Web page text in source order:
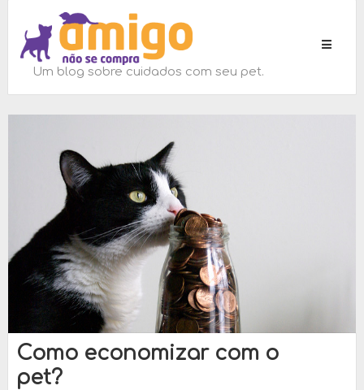
Toggle
Um blog sobre cuidados com seu pet.
Como economizar com o
pet?